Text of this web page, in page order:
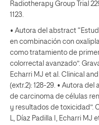
Radiotherapy Group Trial
1123.
• Autora del abstract “Estudio Fase II de capecitabina continua en combinación con oxaliplatino y Bevacizumab bisemanales como tratamiento de primera línea en pacientes con cáncer colorrectal avanzado”. Gravalos C, Hernández M, Nuñez JA, Echarri MJ et al. Clinical and Translational Oncology. 2007;9 (extr.2): 128-29. • Autora del abstract “Sunitinib en el tratamiento de carcinoma de células renales avanzado: experiencia clínica y resultados de toxicidad”. Castellano D, Coronado D, Paz Ares L, Díaz Padilla I, Echarri MJ et at. Clinical and Translational Oncology. 2007;9(extr. 2):59. • Autora del artículo original publicado en Journal of Clinical Pathology: Gomez- Martin C, Garralda E, Echarri MJ et al. Her2/neu testing ofr anti-Her-2 based therapies in patients with unresectable and/or metastatic gastric cáncer. J Clin Pathol. 2012 Aug;65(8):751-7. Doi: 10.1136/jclinpath-2012-200774. • Autora del artículo original publicado en Oncology (willinston Park): Echarri Gonzalez MJ, Green R, Muggia FM. Intraperitoneal drug delivery for ovarian cáncer: why, how, who, what and when? Oncology (willinston park) 2011;25(2):156-65. • Autora del artículo original publicado en Clinical and Translational Oncology: Hitt R, Echarri MJ. Molecular biology in head and neck cáncer. Clinical and translational Oncology. 206;8(11):776-779. • Autora de capítulo de libro “Guía Oncosur de Cáncer de Ovario” ISBN 978-84-695- 5500-2. Capítulo 7. Cáncer de ovario. Tratamiento de las recaídas Platino- sensibles (ILP >12 meses) y de las recaídas con sensibilidad intermedia (ILP 6-12 meses). Maria José Echarri González, María Garrido Arévalo y Julia Calzas Rodríguez. • Autora del capítulo de libro “Guía Oncosur de Sarcomas de partes blandas” ISBN 978-84-17046-16-3. Capítulo 7. Principios generales del tratamiento farmacológico de la enfermedad localizada. Maria José Echarri González, María Garrido Arévalo. 2017. • Autora del capítulo del libro online “Tratado de tumores Raros” ISBN 978-84-697- 0596-4. Capítulo 7.5. Tumores no epiteliales de mama. Autor principal: María José Echarri González. Coautora: Rosario Vázquez Carnero. • Autora de caso clínico “Hormonoterapia de mantenimiento tras quimioterapia: Fulvestrant de mantenimiento tras quimioterapia de primera línea”. Archivos Clínicos de Cáncer de mama. ISBN: 978-84-945705-1-3. Autora: María José Echarri González. 2016 • Colaboradora en el artículo original: “Adjuvant regimens with trastuzumab administered for small Her-2 positive breast cancer in routine clinical practice”. Clin Transl Oncol 2015 Nov;17 ( 11) 862-9. • Colaboradora en el articulo original: “Screening for epidermal growth factor receptor mutations in lung cancer”. N Engl J Med. 2009 Sep 3;361 (10):958-67. • Autora del caso clínico publicado en Clinical Trials and case Studies Journal: Maria José Echarri, Antonio Ramos, Ricardo Hitt. “Fatal Necrotizing fasciitis after intramuscular Fulvestrant” Clin Trials Case studies 1 (1): 1-4. 2016. • Autora del caso clínico publicado en Clinical Medical Reviews and Case Reports. Corresponding author: Maria José Echarri. “Malignant Peritoneal Mesothelioma in a clerk: a diagnostic dilemma”. Clinical Med Rev Case Rep 2016, 3:127. Vol 3. Issue 9. ISSN: 2378-3656. • Autora del artículo original publicado en Current Oncology: “Use of bevacizumab as first-line treatment for metastatic breast cancer”. L. Manso, F. Moreno, R. Márquez, B. Castelo, A. Arcediano, M. Arroyo, AI Ballesteros, I. Calvo, MJ Echarri et al. Curr Oncol, vol 22, number 2, 2015. • Autora del artículo original publicado en Journal of Gynecologic Oncology: The NER- related gene GTF2H5 predicts survival in high-grade serous ovarian cancer patients. J Gynecol Oncol. 2016, Jan;27(1) • Autora del artículo original publicado en Cancers (Basel). Targeted therapy in locally advanced and recurrent/metastatic Head and Neck squamous Cell carcinoma (LA- R/M HNSCC). Echarri Mj, Lopez-Martin A, Hitt R. Cancers (Basel) 2016 Fb 26;8(3). • Autora del abstract “Long-term responders to first-line bevacizumab-based therapy among patients with HER2-negative metastatic breast cáncer (MBC): retrospective results of an ambispective observational study. Manuel Ramos Vazquez, Andrés Redondo, Ismale Ghanem, Miguel j. Gil, Isabel Garu, Ramon Perez-Carrion, Elisa García-Garre, Cesar Augusto Rodríguez, José Ignacio Chacon,